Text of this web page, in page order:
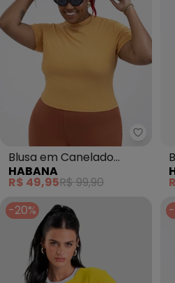
Blusa em Canelado
(Amarelo Médio)
HABANA
R$ 49,95R$ 99,90
-20%